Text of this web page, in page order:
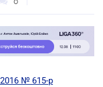
0
№ 615-р